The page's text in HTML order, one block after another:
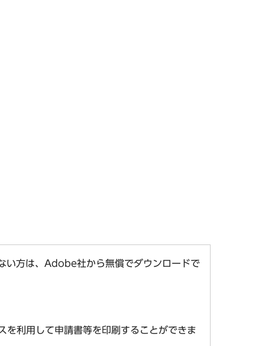
方は、Adobe社から無償でダウンロードで
を利用して申請書等を印刷することができま